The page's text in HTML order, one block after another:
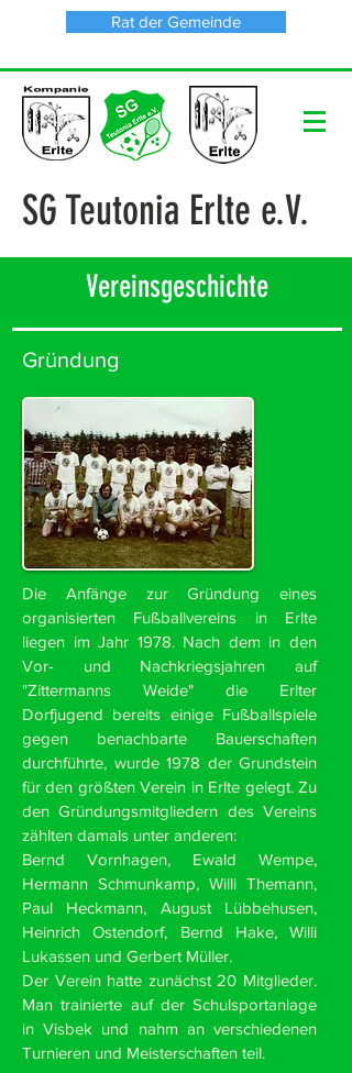
Rat der Gemeinde
SG Teutonia Erlte e.V.
Vereinsgeschichte
Gründung
Die Anfänge zur Gründung eines
organisierten Fußballvereins in Erlte
liegen im Jahr 1978. Nach dem in den
Vor- und Nachkriegsjahren auf
"Zittermanns Weide" die Erlter
Dorfjugend bereits einige Fußballspiele
gegen benachbarte Bauerschaften
durchführte, wurde 1978 der Grundstein
für den größten Verein in Erlte gelegt. Zu
den Gründungsmitgliedern des Vereins
zählten damals unter anderen:
Bernd Vornhagen, Ewald Wempe,
Hermann Schmunkamp, Willi Themann,
Paul Heckmann, August Lübbehusen,
Heinrich Ostendorf, Bernd Hake, Willi
Lukassen und Gerbert Müller.
Der Verein hatte zunächst 20 Mitglieder.
Man trainierte auf der Schulsportanlage
in Visbek und nahm an verschiedenen
Turnieren und Meisterschaften teil.